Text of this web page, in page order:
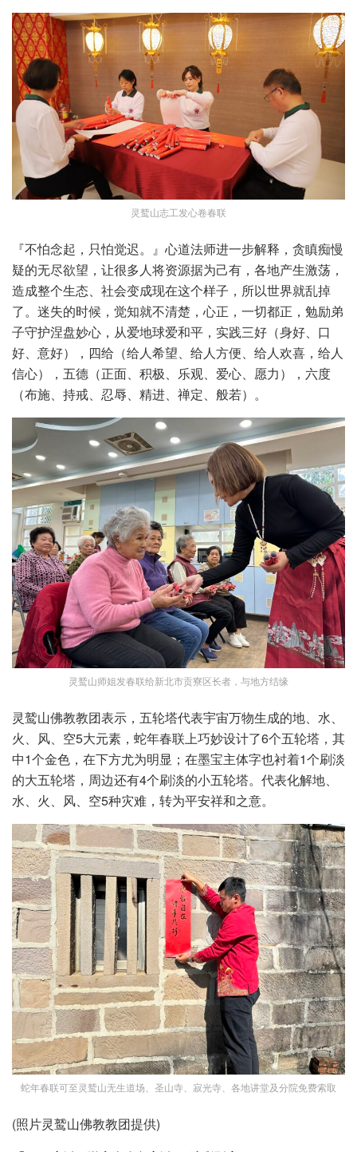
灵鹫山志工发心卷春联
『不怕念起，只怕觉迟。』心道法师进一步解释，贪瞋痴慢
疑的无尽欲望，让很多人将资源据为己有，各地产生激荡，
造成整个生态、社会变成现在这个样子，所以世界就乱掉
了。迷失的时候，觉知就不清楚，心正，一切都正，勉励弟
子守护涅盘妙心，从爱地球爱和平，实践三好（身好、口
好、意好），四给（给人希望、给人方便、给人欢喜，给人
信心），五德（正面、积极、乐观、爱心、愿力），六度
（布施、持戒、忍辱、精进、禅定、般若）。
灵鹫山师姐发春联给新北市贡寮区长者，与地方结缘
灵鹫山佛教教团表示，五轮塔代表宇宙万物生成的地、水、
火、风、空5大元素，蛇年春联上巧妙设计了6个五轮塔，其
中1个金色，在下方尤为明显；在墨宝主体字也衬着1个刷淡
的大五轮塔，周边还有4个刷淡的小五轮塔。代表化解地、
水、火、风、空5种灾难，转为平安祥和之意。
蛇年春联可至灵鹫山无生道场、圣山寺、寂光寺、各地讲堂及分院免费索取
(照片灵鹫山佛教教团提供)